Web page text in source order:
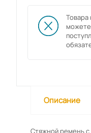
Товара
можете
Описание
Стяжной ремень с